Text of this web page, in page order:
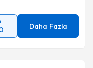
Daha Fazla